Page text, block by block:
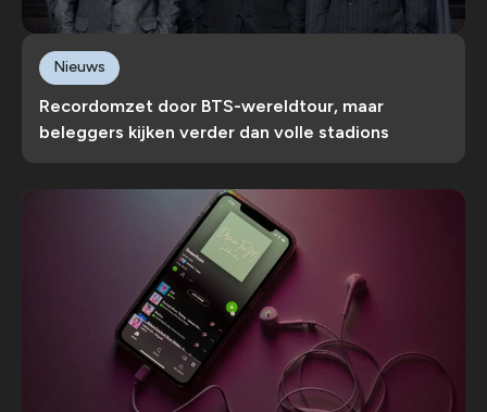
Recordomzet door BTS-wereldtour, maar
beleggers kijken verder dan volle stadions
Nieuws